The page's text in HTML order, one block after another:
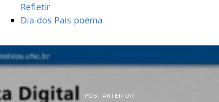
Refletir
Dia dos Pais poema
POST ANTERIOR